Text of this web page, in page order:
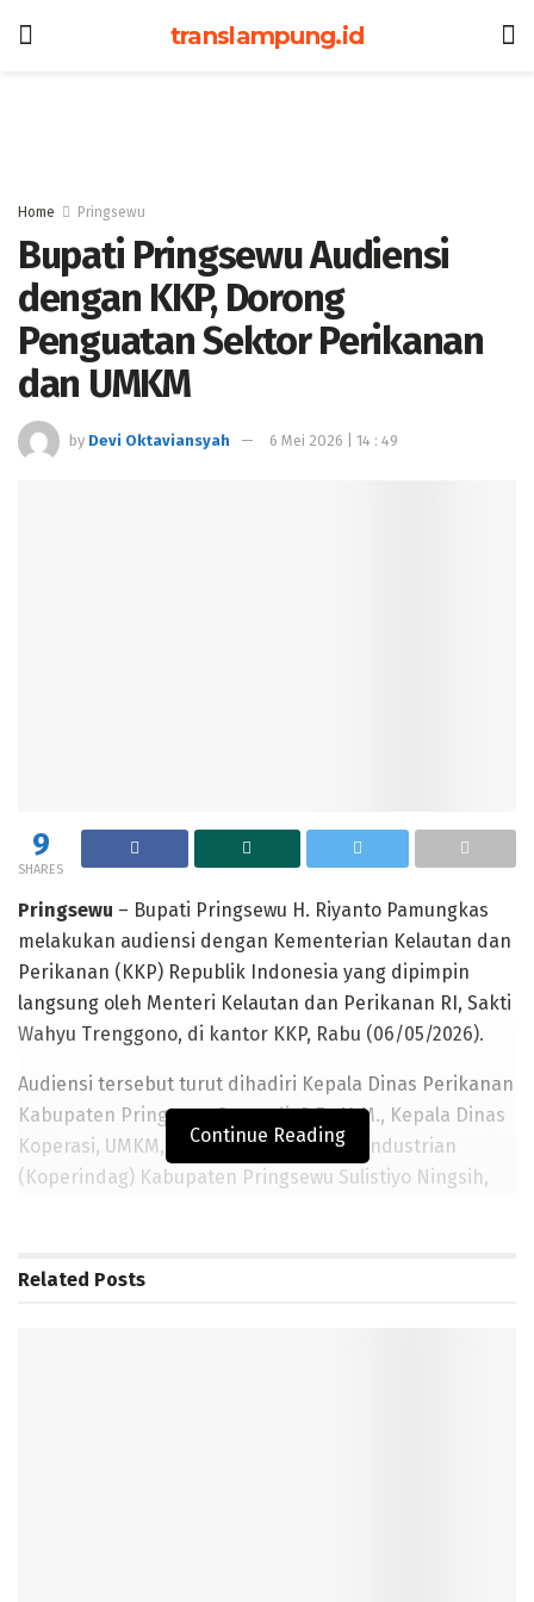
translampung.id
Home Pringsewu
Bupati Pringsewu Audiensi
dengan KKP, Dorong
Penguatan Sektor Perikanan
dan UMKM
by Devi Oktaviansyah 6 Mei 2026 | 14 : 49
9
SHARES
Pringsewu – Bupati Pringsewu H. Riyanto Pamungkas
melakukan audiensi dengan Kementerian Kelautan dan
Perikanan (KKP) Republik Indonesia yang dipimpin
langsung oleh Menteri Kelautan dan Perikanan RI, Sakti
Wahyu Trenggono, di kantor KKP, Rabu (06/05/2026).
Audiensi tersebut turut dihadiri Kepala Dinas Perikanan
Kabupaten Pringsewu Supendi, S.E., M.M., Kepala Dinas
Koperasi, UMKM, Perdagangan dan Perindustrian
(Koperindag) Kabupaten Pringsewu Sulistiyo Ningsih,
Dr. Ir. Achmad Subagio, serta jajaran perangkat daerah
Continue Reading
Related Posts